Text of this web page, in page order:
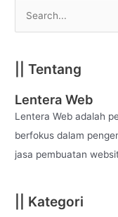
r
c
h
f
o
|| Tentang
Lentera Web
Lentera Web adalah
berfokus dalam
jasa pembuatan
|| Kategori